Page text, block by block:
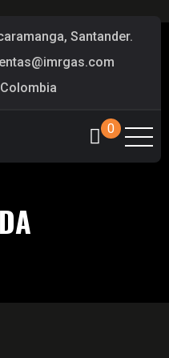
Santander.
0